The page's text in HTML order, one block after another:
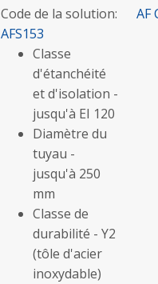
Code de la solution:
AFS153
Classe
d'étanchéité
et d'isolation -
jusqu'à EI 120
Diamètre du
tuyau -
jusqu'à 250
mm
Classe de
durabilité - Y2
(tôle d'acier
inoxydable)
AF